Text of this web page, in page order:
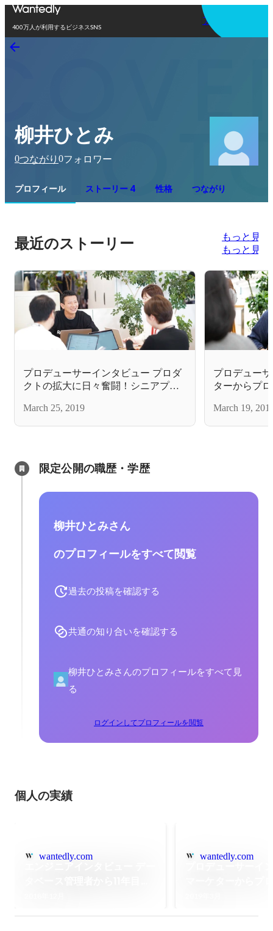
400万人が利用するビジネスSNS
アプリを使う
柳井ひとみ
0つながり 0フォロワー
プロフィール ストーリー 4 性格 つながり
最近のストーリー
もっと見る
もっと見る
プロデューサーインタビュー プロダ
クトの拡大に日々奮闘！シニアプロ
March 25, 2019
プロデュー
ターからプ
魅力
March 19,
限定公開の職歴・学歴
柳井ひとみさん
のプロフィールをすべて閲覧
過去の投稿を確認する
共通の知り合いを確認する
柳井ひとみさんのプロフィールをすべて見
る
ログインしてプロフィールを閲覧
個人の実績
wantedly.com wantedly.com